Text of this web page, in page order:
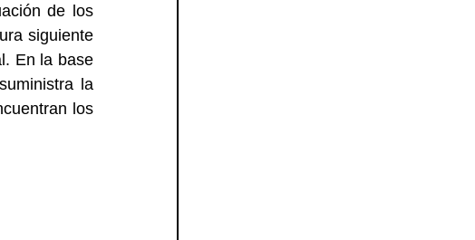
de los
siguiente
En la base
la
los